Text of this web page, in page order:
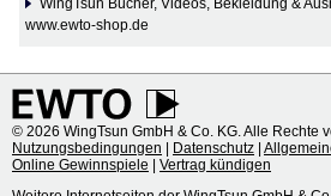
www.ewto-shop.de
© 2026 WingTsun GmbH & Co. KG. Alle Rechte
Nutzungsbedingungen | Datenschutz |
Online Gewinnspiele | Vertrag kündigen